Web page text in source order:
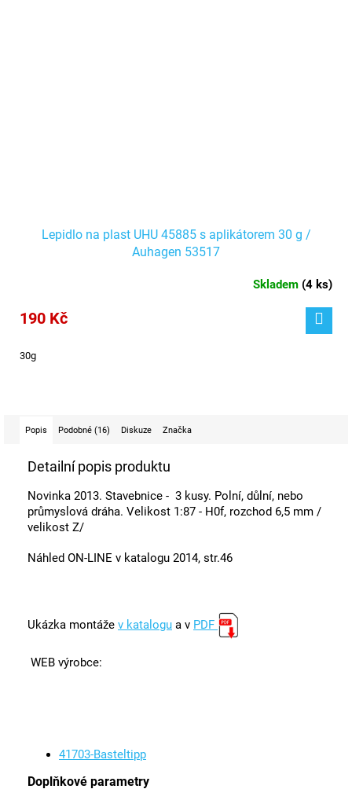
Lepidlo na plast UHU 45885 s aplikátorem 30 g /
Auhagen 53517
Skladem (4 ks)
190 Kč
30g
Popis Podobné (16) Diskuze Značka
Detailní popis produktu
Novinka 2013. Stavebnice - 3 kusy. Polní, důlní, nebo
průmyslová dráha. Velikost 1:87 - H0f, rozchod 6,5 mm /
velikost Z/
Náhled ON-LINE v katalogu 2014, str.46
Ukázka montáže v katalogu a v PDF
WEB výrobce:
41703-Basteltipp
Doplňkové parametry